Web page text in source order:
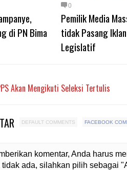
di PN Bima
0
Pemilik Media
tidak Pasang
Legislatif
Akan Mengikuti Seleksi Tertulis
DEFAULT COMMENTS FACEBOOK
komentar, Anda harus
ada, silahkan pilih sebagai